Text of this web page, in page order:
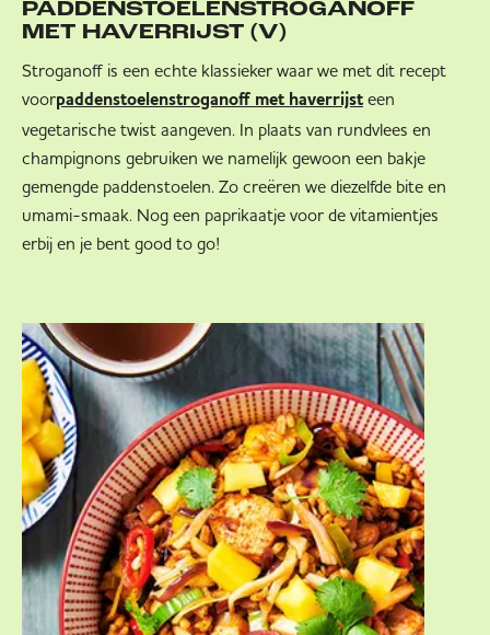
PADDENSTOELENSTROGANOFF
MET HAVERRIJST (V)
Stroganoff is een echte klassieker waar we met dit recept
voorpaddenstoelenstroganoff met haverrijst een
vegetarische twist aangeven. In plaats van rundvlees en
champignons gebruiken we namelijk gewoon een bakje
gemengde paddenstoelen. Zo creëren we diezelfde bite en
umami-smaak. Nog een paprikaatje voor de vitamientjes
erbij en je bent good to go!